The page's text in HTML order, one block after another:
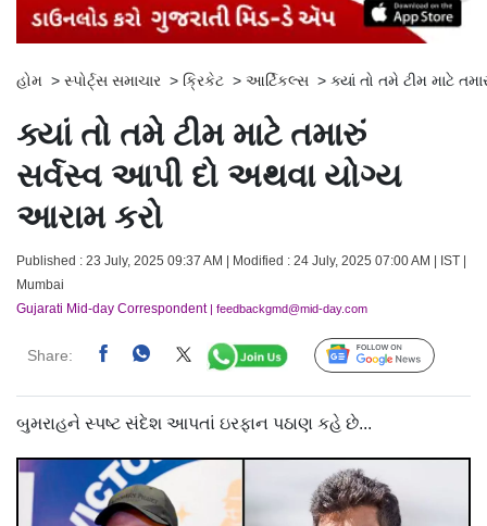
હોમ > સ્પોર્ટ્સ સમાચાર > ક્રિકેટ > આર્ટિકલ્સ > ક્યાં તો તમે ટીમ માટે
ક્યાં તો તમે ટીમ માટે તમારું
સર્વસ્વ આપી દો અથવા યોગ્ય
આરામ કરો
Published : 23 July, 2025 09:37 AM | Modified : 24 July, 2025 07:00 AM | IST |
Mumbai
Gujarati Mid-day Correspondent| feedbackgmd@mid-day.com
Share: Follow Us
બુમરાહને સ્પષ્ટ સંદેશ આપતાં ઇરફાન પઠાણ કહે છે...